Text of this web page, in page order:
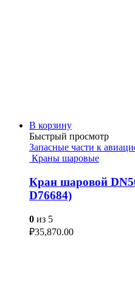
В корзину
Быстрый просмотр
Запасные части к
Краны шаровые
Кран шаровой
D76684)
0 из 5
₽35,870.00